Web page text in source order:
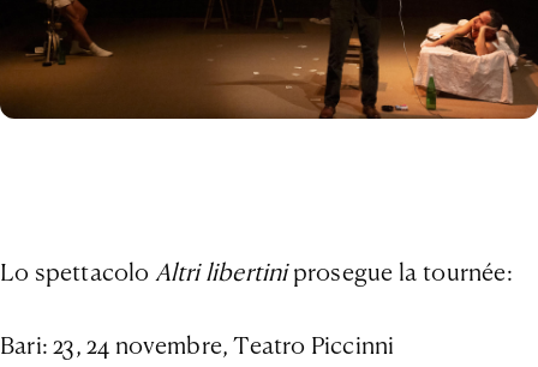
Lo spettacolo Altri libertiniprosegue la tournée:
Bari: 23, 24 novembre, Teatro Piccinni